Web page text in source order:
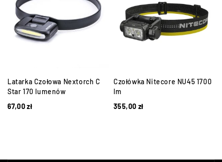
Latarka Czołowa Nextorch C
Star 170 lumenów
67,00zł
Czołówka Nitecore NU45 1700
lm
355,00 zł